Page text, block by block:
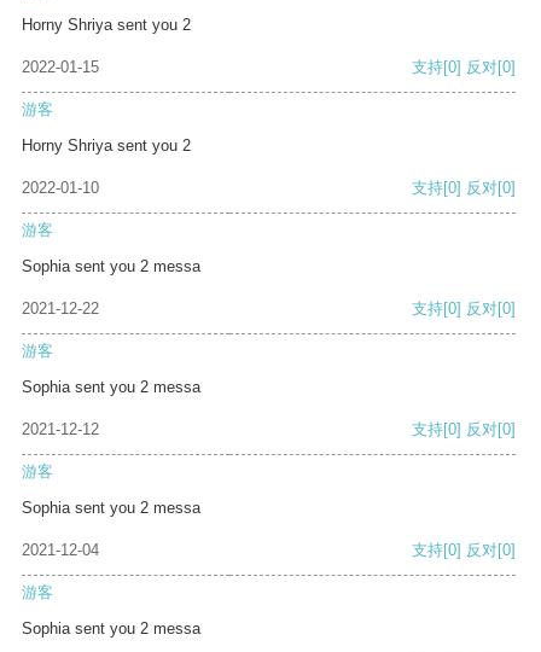
Horny Shriya sent you 2
2022-01-15 支持[0] 反对[0]
游客
Horny Shriya sent you 2
2022-01-10 支持[0] 反对[0]
游客
Sophia sent you 2 messa
2021-12-22 支持[0] 反对[0]
游客
Sophia sent you 2 messa
2021-12-12 支持[0] 反对[0]
游客
Sophia sent you 2 messa
2021-12-04 支持[0] 反对[0]
游客
Sophia sent you 2 messa